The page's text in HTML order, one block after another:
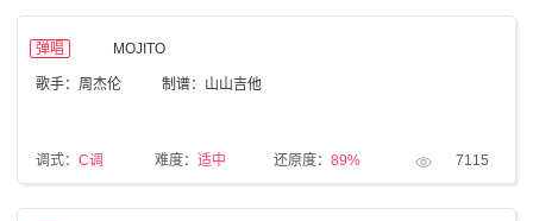
弹唱 MOJITO
歌手：周杰伦 制谱：山山吉他
调式： C调 难度： 适中 还原度： 89% 7115